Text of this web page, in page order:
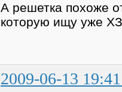
А решетка похоже
которую ищу уже
2009-06-13